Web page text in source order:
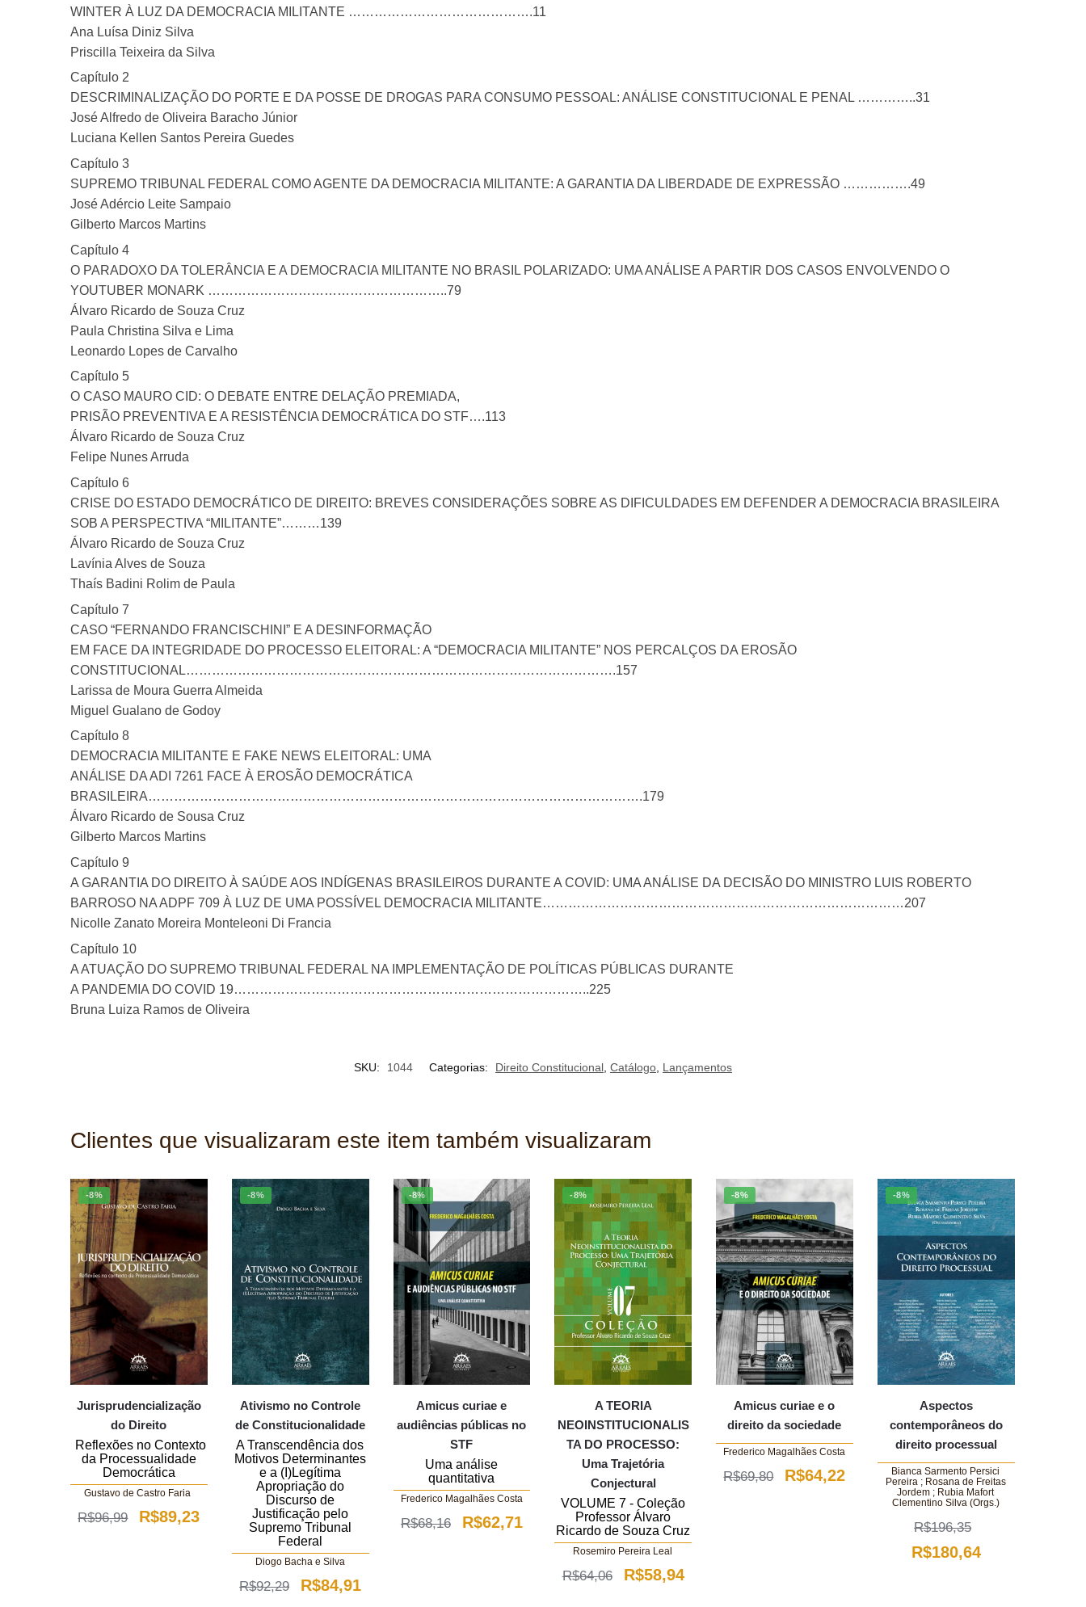
WINTER À LUZ DA DEMOCRACIA MILITANTE …………………………………….11
Ana Luísa Diniz Silva
Priscilla Teixeira da Silva
Capítulo 2
DESCRIMINALIZAÇÃO DO PORTE E DA POSSE DE DROGAS PARA CONSUMO PESSOAL: ANÁLISE CONSTITUCIONAL E PENAL …………..31
José Alfredo de Oliveira Baracho Júnior
Luciana Kellen Santos Pereira Guedes
Capítulo 3
SUPREMO TRIBUNAL FEDERAL COMO AGENTE DA DEMOCRACIA MILITANTE: A GARANTIA DA LIBERDADE DE EXPRESSÃO …………….49
José Adércio Leite Sampaio
Gilberto Marcos Martins
Capítulo 4
O PARADOXO DA TOLERÂNCIA E A DEMOCRACIA MILITANTE NO BRASIL POLARIZADO: UMA ANÁLISE A PARTIR DOS CASOS ENVOLVENDO O
YOUTUBER MONARK ………………………………………………..79
Álvaro Ricardo de Souza Cruz
Paula Christina Silva e Lima
Leonardo Lopes de Carvalho
Capítulo 5
O CASO MAURO CID: O DEBATE ENTRE DELAÇÃO PREMIADA,
PRISÃO PREVENTIVA E A RESISTÊNCIA DEMOCRÁTICA DO STF….113
Álvaro Ricardo de Souza Cruz
Felipe Nunes Arruda
Capítulo 6
CRISE DO ESTADO DEMOCRÁTICO DE DIREITO: BREVES CONSIDERAÇÕES SOBRE AS DIFICULDADES EM DEFENDER A DEMOCRACIA BRASILEIRA
SOB A PERSPECTIVA “MILITANTE”………139
Álvaro Ricardo de Souza Cruz
Lavínia Alves de Souza
Thaís Badini Rolim de Paula
Capítulo 7
CASO “FERNANDO FRANCISCHINI” E A DESINFORMAÇÃO
EM FACE DA INTEGRIDADE DO PROCESSO ELEITORAL: A “DEMOCRACIA MILITANTE” NOS PERCALÇOS DA EROSÃO
CONSTITUCIONAL……………………………………………………………………………………….157
Larissa de Moura Guerra Almeida
Miguel Gualano de Godoy
Capítulo 8
DEMOCRACIA MILITANTE E FAKE NEWS ELEITORAL: UMA
ANÁLISE DA ADI 7261 FACE À EROSÃO DEMOCRÁTICA
BRASILEIRA…………………………………………………………………………………………………….179
Álvaro Ricardo de Sousa Cruz
Gilberto Marcos Martins
Capítulo 9
A GARANTIA DO DIREITO À SAÚDE AOS INDÍGENAS BRASILEIROS DURANTE A COVID: UMA ANÁLISE DA DECISÃO DO MINISTRO LUIS ROBERTO
BARROSO NA ADPF 709 À LUZ DE UMA POSSÍVEL DEMOCRACIA MILITANTE…………………………………………………………………………207
Nicolle Zanato Moreira Monteleoni Di Francia
Capítulo 10
A ATUAÇÃO DO SUPREMO TRIBUNAL FEDERAL NA IMPLEMENTAÇÃO DE POLÍTICAS PÚBLICAS DURANTE
A PANDEMIA DO COVID 19………………………………………………………………………..225
Bruna Luiza Ramos de Oliveira
SKU: 1044 Categorias: Direito Constitucional Catálogo Lançamentos
Clientes que visualizaram este item também visualizaram
-8%
Jurisprudencialização
do Direito
Reflexões no Contexto
da Processualidade
Democrática
Gustavo de Castro Faria
R$96,99
O
R$89,23O
-8%
Ativismo no Controle
de Constitucionalidade
A Transcendência dos
Motivos Determinantes
e a (I)Legítima
Apropriação do
Discurso de
Justificação pelo
Supremo Tribunal
Federal
Diogo Bacha e Silva
R$92,29
O
R$84,91
-8%
Amicus curiae e
audiências públicas no
STF
Uma análise
quantitativa
Frederico Magalhães Costa
R$68,16
O
R$62,71
preço
-8%
A TEORIA
NEOINSTITUCIONALIS
TA DO PROCESSO:
Uma Trajetória
Conjectural
VOLUME 7 - Coleção
Professor Álvaro
Ricardo de Souza Cruz
Rosemiro Pereira Leal
R$64,06
O
R$58,94O
-8%
Amicus curiae e o
direito da sociedade
Frederico Magalhães Costa
R$69,80
O
R$64,22
-8%
Aspectos
contemporâneos do
direito processual
Bianca Sarmento Persici
Pereira ; Rosana de Freitas
Jordem ; Rubia Mafort
Clementino Silva (Orgs.)
R$196,35
O
R$180,64O